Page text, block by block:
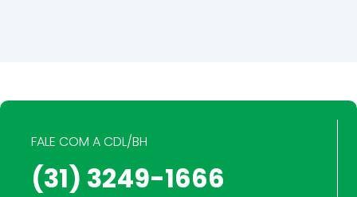
FALE COM A CDL/BH
(31) 3249-1666